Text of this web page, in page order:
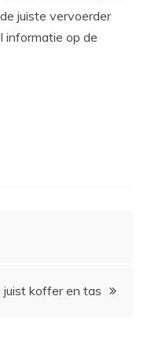
juiste vervoerder
informatie op de
juist koffer en tas